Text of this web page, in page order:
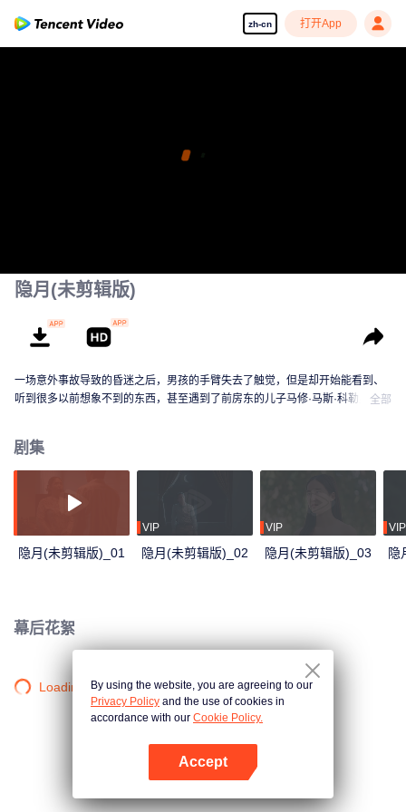
zh-cn 打开App
隐月(未剪辑版)
一场意外事故导致的昏迷之后，男孩的手臂失去了触觉，但是却开始能看到、
听到很多以前想象不到的东西，甚至遇到了前房东的儿子马修·马斯·科勒里奇全部
剧集
隐月(未剪辑版)_01
VIP
隐月(未剪辑版)_02
VIP
隐月(未剪辑版)_03
VIP
隐
幕后花絮
Loading…By using the website, you are agreeing to our
Privacy Policy and the use of cookies in
accordance with our Cookie Policy.
Accept